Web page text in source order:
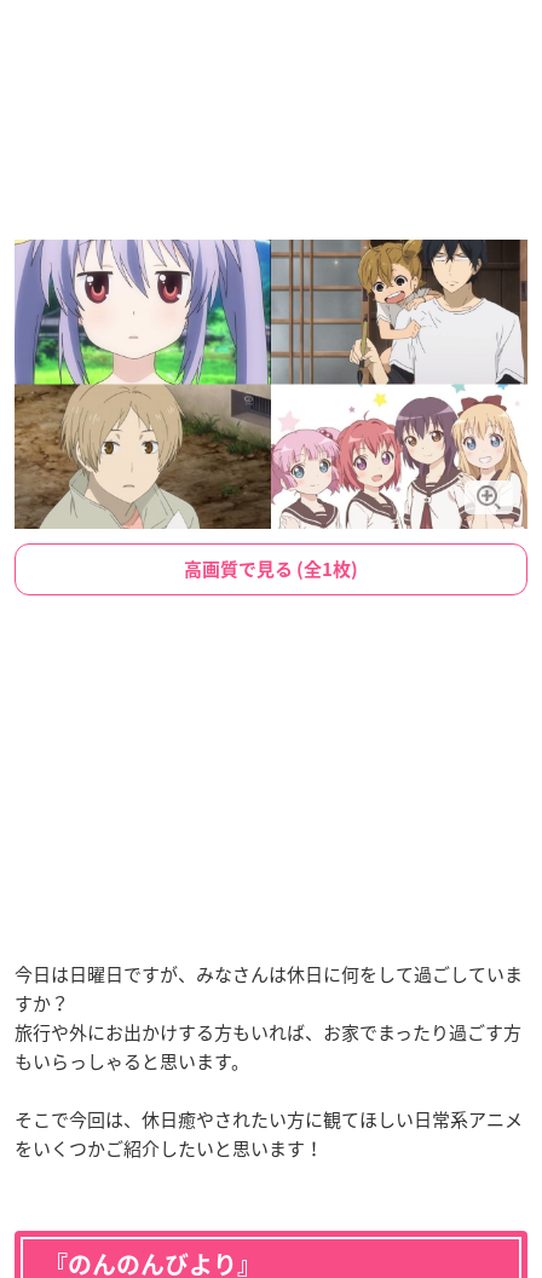
高画質で見る (全1枚)
今日は日曜日ですが、みなさんは休日に何をして過ごしていま
すか？
旅行や外にお出かけする方もいれば、お家でまったり過ごす方
もいらっしゃると思います。
そこで今回は、休日癒やされたい方に観てほしい日常系アニメ
をいくつかご紹介したいと思います！
『のんのんびより』